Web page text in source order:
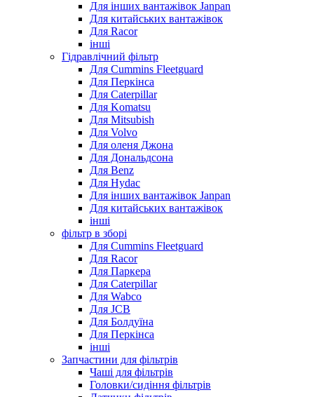
Для інших вантажівок Janpan
Для китайських вантажівок
Для Racor
інші
Гідравлічний фільтр
Для Cummins Fleetguard
Для Перкінса
Для Caterpillar
Для Komatsu
Для Mitsubish
Для Volvo
Для оленя Джона
Для Дональдсона
Для Benz
Для Hydac
Для інших вантажівок Janpan
Для китайських вантажівок
інші
фільтр в зборі
Для Cummins Fleetguard
Для Racor
Для Паркера
Для Caterpillar
Для Wabco
Для JCB
Для Болдуїна
Для Перкінса
інші
Запчастини для фільтрів
Чаші для фільтрів
Головки/сидіння фільтрів